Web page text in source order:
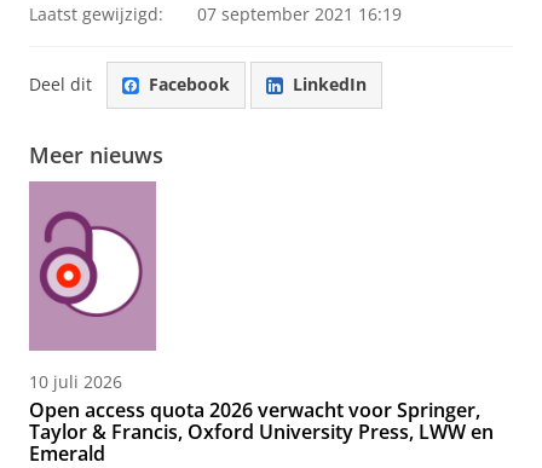
Laatst gewijzigd: 07 september 2021 16:19
Deel dit Facebook LinkedIn
Meer nieuws
10 juli 2026
Open access quota 2026 verwacht voor Springer,
Taylor & Francis, Oxford University Press, LWW en
Emerald